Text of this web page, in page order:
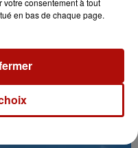
trottinettes
en bas de chaque page.